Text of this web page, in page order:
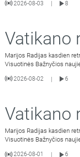
2026-08-03
8
Vatikano
Marijos Radijas kasdien
Visuotinės Bažnyčios
2026-08-02 |
6
Vatikano
Marijos Radijas kasdien
Visuotinės Bažnyčios
2026-08-01 6